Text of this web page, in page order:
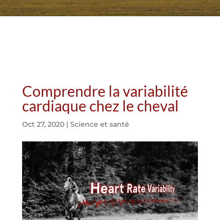
Comprendre la variabilité
cardiaque chez le cheval
Oct 27, 2020| Science et santé